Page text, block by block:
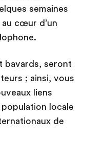
semaines
au cœur d’un
bavards, seront
; ainsi, vous
liens
locale
de